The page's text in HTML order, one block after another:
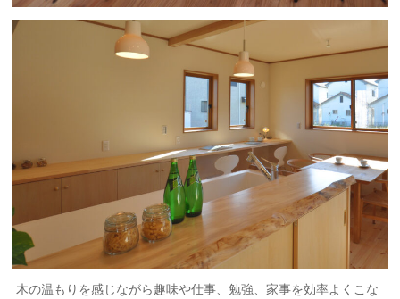
木の温もりを感じながら趣味や仕事、勉強、家事を効率よくこな